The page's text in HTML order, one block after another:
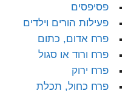
פסיפסים
פעילות הורים וילדים
פרח אדום, כתום
פרח ורוד או סגול
פרח ירוק
פרח כחול, תכלת